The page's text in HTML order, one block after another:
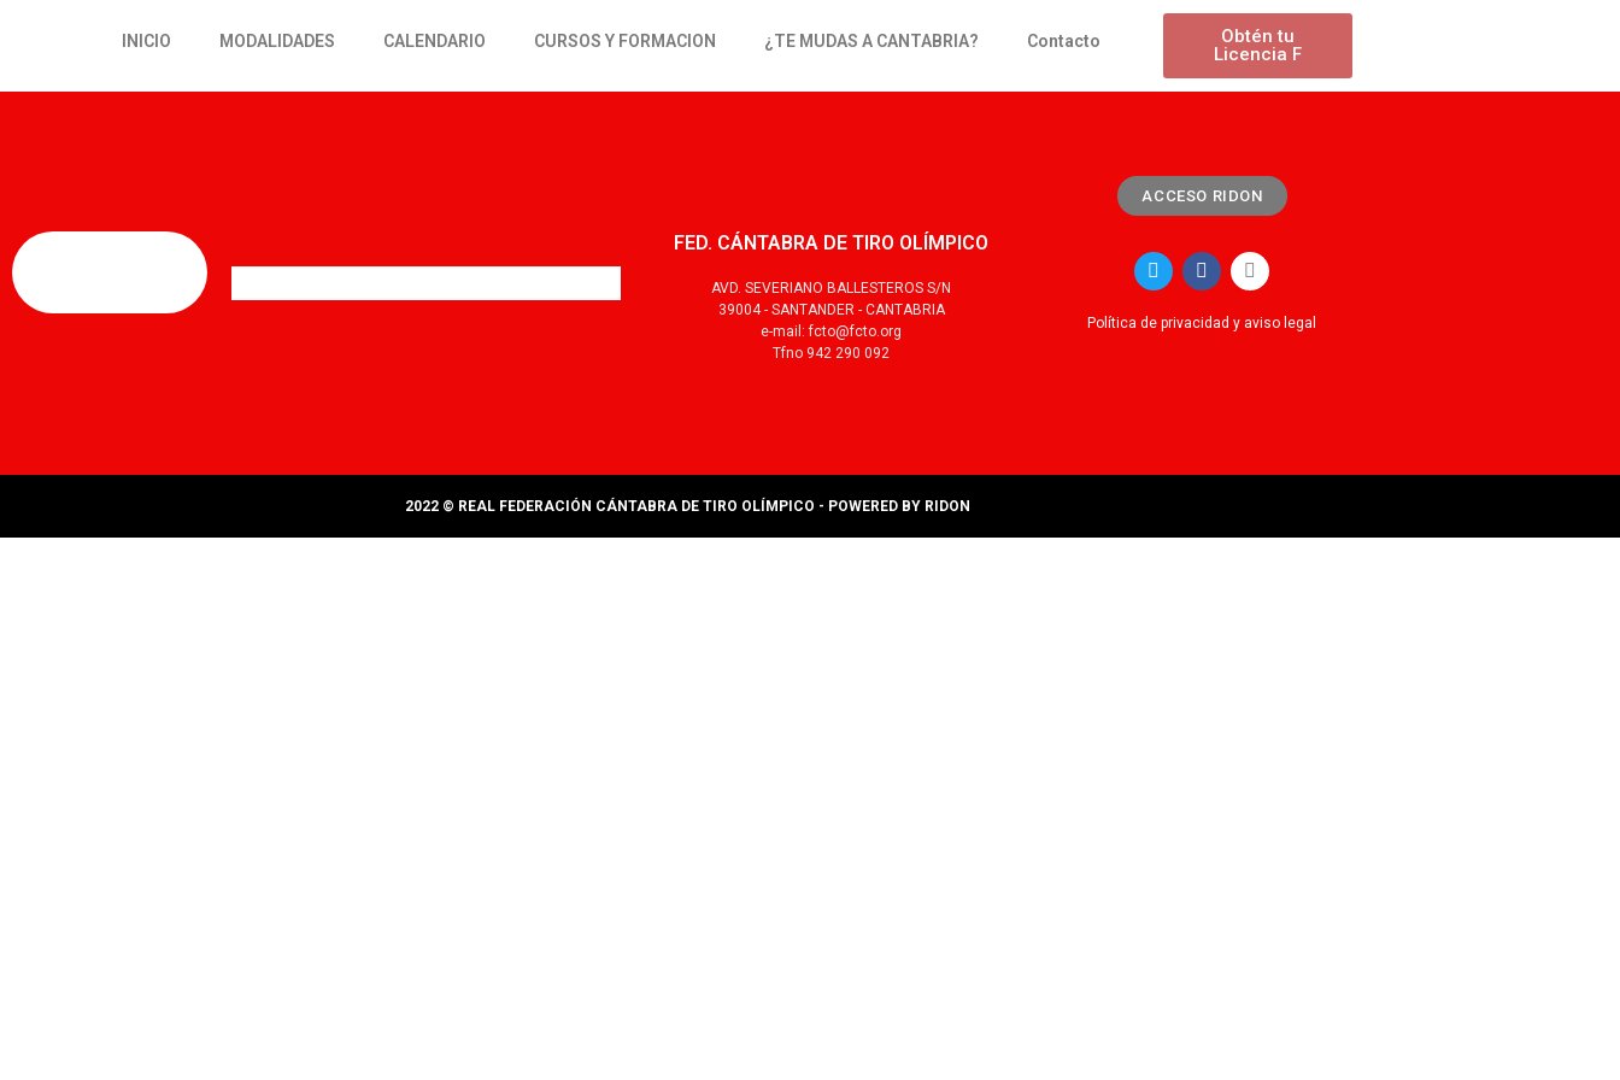
INICIO MODALIDADES CALENDARIO CURSOS Y FORMACION ¿TE MUDAS A CANTABRIA? Contacto
Obtén tu
Licencia F
FED. CÁNTABRA DE TIRO OLÍMPICO
AVD. SEVERIANO BALLESTEROS S/N
39004 - SANTANDER - CANTABRIA
e-mail: fcto@fcto.org
Tfno 942 290 092
ACCESO RIDON
Política de privacidad y aviso legal
2022 © REAL FEDERACIÓN CÁNTABRA DE TIRO OLÍMPICO - POWERED BY RIDON